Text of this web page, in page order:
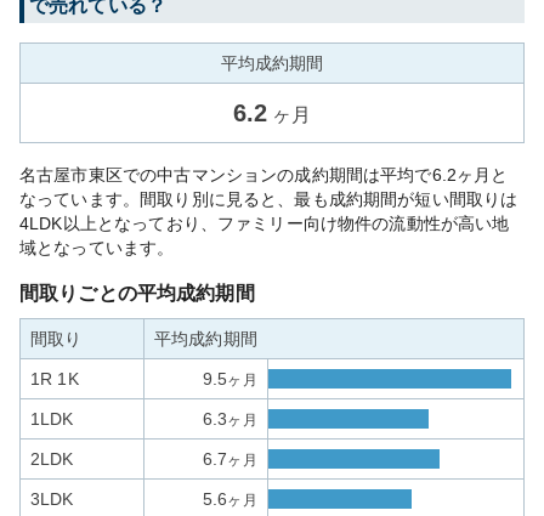
で売れている？
平均成約期間
6.2 ヶ月
名古屋市東区での中古マンションの成約期間は平均で6.2ヶ月と
なっています。間取り別に見ると、最も成約期間が短い間取りは
4LDK以上となっており、ファミリー向け物件の流動性が高い地
域となっています。
間取りごとの平均成約期間
間取り 平均成約期間
1R 1K 9.5ヶ月
1LDK 6.3ヶ月
2LDK 6.7ヶ月
3LDK 5.6ヶ月